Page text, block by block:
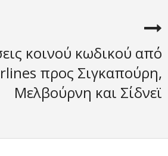
κοινού κωδικού από
προς Σιγκαπούρη,
Μελβούρνη και Σίδνεϊ